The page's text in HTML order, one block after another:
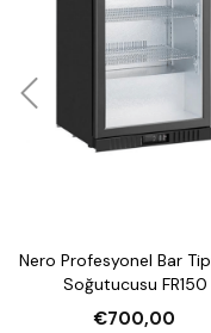
Ağırlık: 110 kg
Nero Profesyonel Bar
Soğutucusu FR150
€700,00